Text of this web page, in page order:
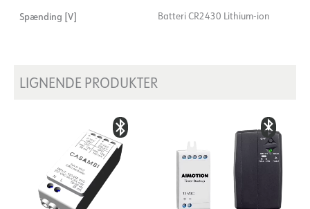
Spænding [V] Batteri CR2430 Lithium-ion
LIGNENDE PRODUKTER